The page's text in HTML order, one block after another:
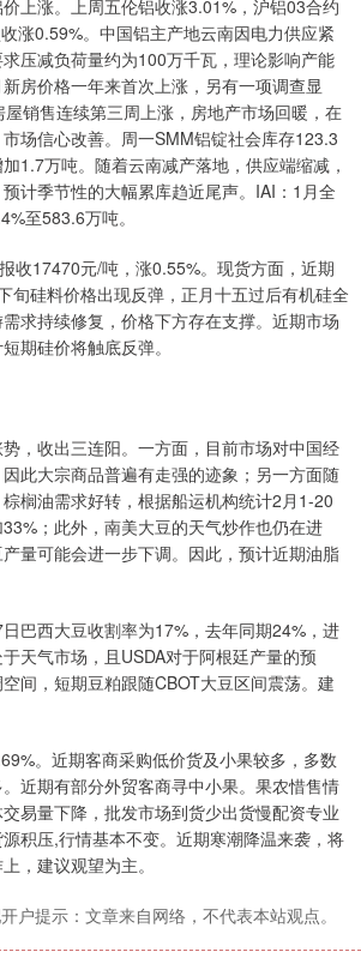
上涨。上周五伦铝收涨3.01%，沪铝03合约
涨0.59%。中国铝主产地云南因电力供应紧
压减负荷量约为100万千瓦，理论影响产能
房价格一年来首次上涨，另有一项调查显
销售连续第三周上涨，房地产市场回暖，在
场信心改善。周一SMM铝锭社会库存123.3
1.7万吨。随着云南减产落地，供应端缩减，
计季节性的大幅累库趋近尾声。IAI：1月全
至583.6万吨。
收17470元/吨，涨0.55%。现货方面，近期
旬硅料价格出现反弹，正月十五过后有机硅全
求持续修复，价格下方存在支撑。近期市场
期硅价将触底反弹。
，收出三连阳。一方面，目前市场对中国经
此大宗商品普遍有走强的迹象；另一方面随
榈油需求好转，根据船运机构统计2月1-20
；此外，南美大豆的天气炒作也仍在进
量可能会进一步下调。因此，预计近期油脂
巴西大豆收割率为17%，去年同期24%，进
天气市场，且USDA对于阿根廷产量的预
间，短期豆粕跟随CBOT大豆区间震荡。建
。近期客商采购低价货及小果较多，多数
近期有部分外贸客商寻中小果。果农惜售情
易量下降，批发市场到货少出货慢配资专业
积压,行情基本不变。近期寒潮降温来袭，将
，建议观望为主。
户提示：文章来自网络，不代表本站观点。